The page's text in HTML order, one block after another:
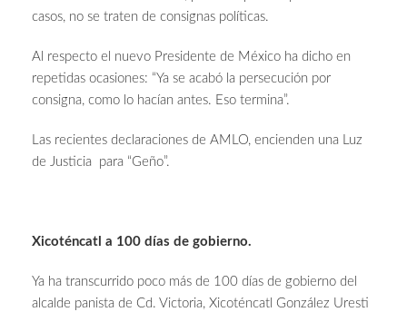
casos, no se traten de consignas políticas.
Al respecto el nuevo Presidente de México ha dicho en
repetidas ocasiones: “Ya se acabó la persecución por
consigna, como lo hacían antes. Eso termina”.
Las recientes declaraciones de AMLO, encienden una Luz
de Justicia para “Geño”.
Xicoténcatl a 100 días de gobierno.
Ya ha transcurrido poco más de 100 días de gobierno del
alcalde panista de Cd. Victoria, Xicoténcatl González Uresti